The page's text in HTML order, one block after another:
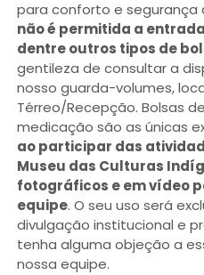
para conforto e
não é permitida a
dentre outros tipos de
gentileza de consultar a
nosso guarda-volumes,
Térreo/Recepção. Bolsas
medicação são as únicas
ao participar das
Museu das Culturas
fotográficos e em vídeo
equipe. O seu uso será
divulgação institucional e
tenha alguma objeção a
nossa equipe.